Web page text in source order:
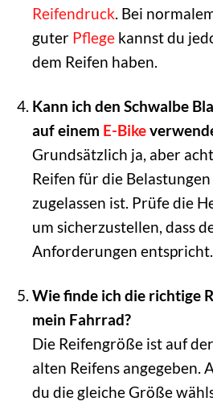
Reifendruck. Bei
guter Pflegekannst du
dem Reifen haben.
Kann ich den Schwalbe
auf einem E-Bike
Grundsätzlich ja, aber
Reifen für die
zugelassen ist. Prüfe die
um sicherzustellen, dass
Anforderungen entspricht.
Wie finde ich die richtige
mein Fahrrad?
Die Reifengröße ist auf
alten Reifens angegeben.
du die gleiche Größe